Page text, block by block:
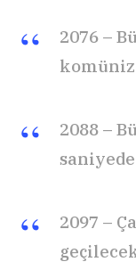
2076 –
2088 –
2097 –